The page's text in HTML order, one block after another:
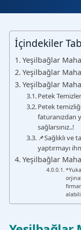
İçindekiler
Yeşilbağlar
Yeşilbağlar
Yeşilbağlar
Petek
Petek
faturanızdan
sağlarsınız..!
📌Sağlıklı ve
yaptırmayı
Yeşilbağlar